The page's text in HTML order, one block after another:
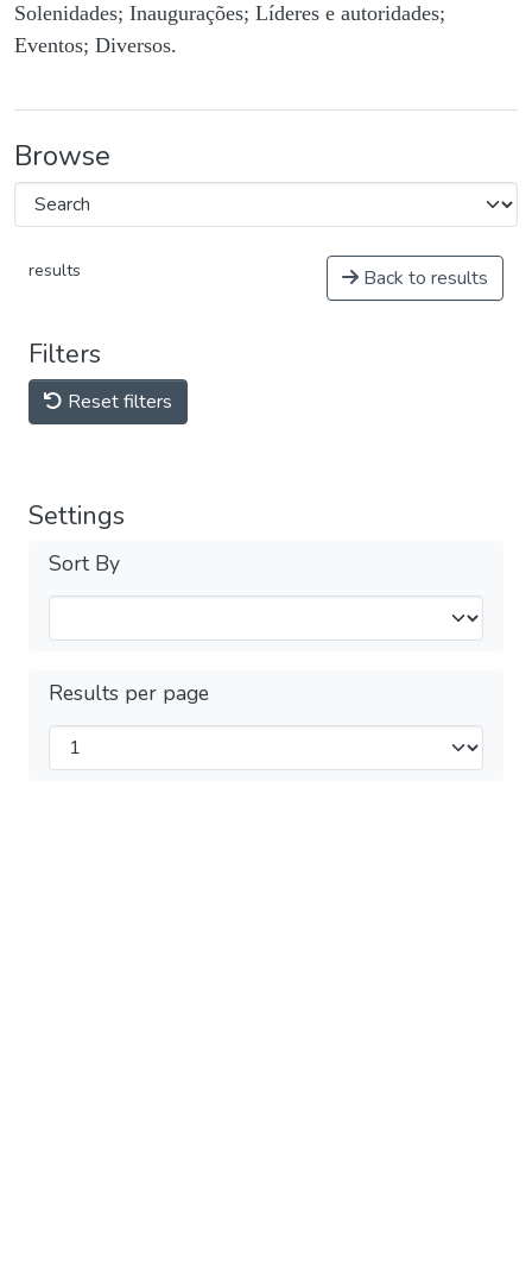
Solenidades; Inaugurações; Líderes e autoridades;
Eventos; Diversos.
Browse
results Back to results
Filters
Reset filters
Settings
Sort By
Results per page